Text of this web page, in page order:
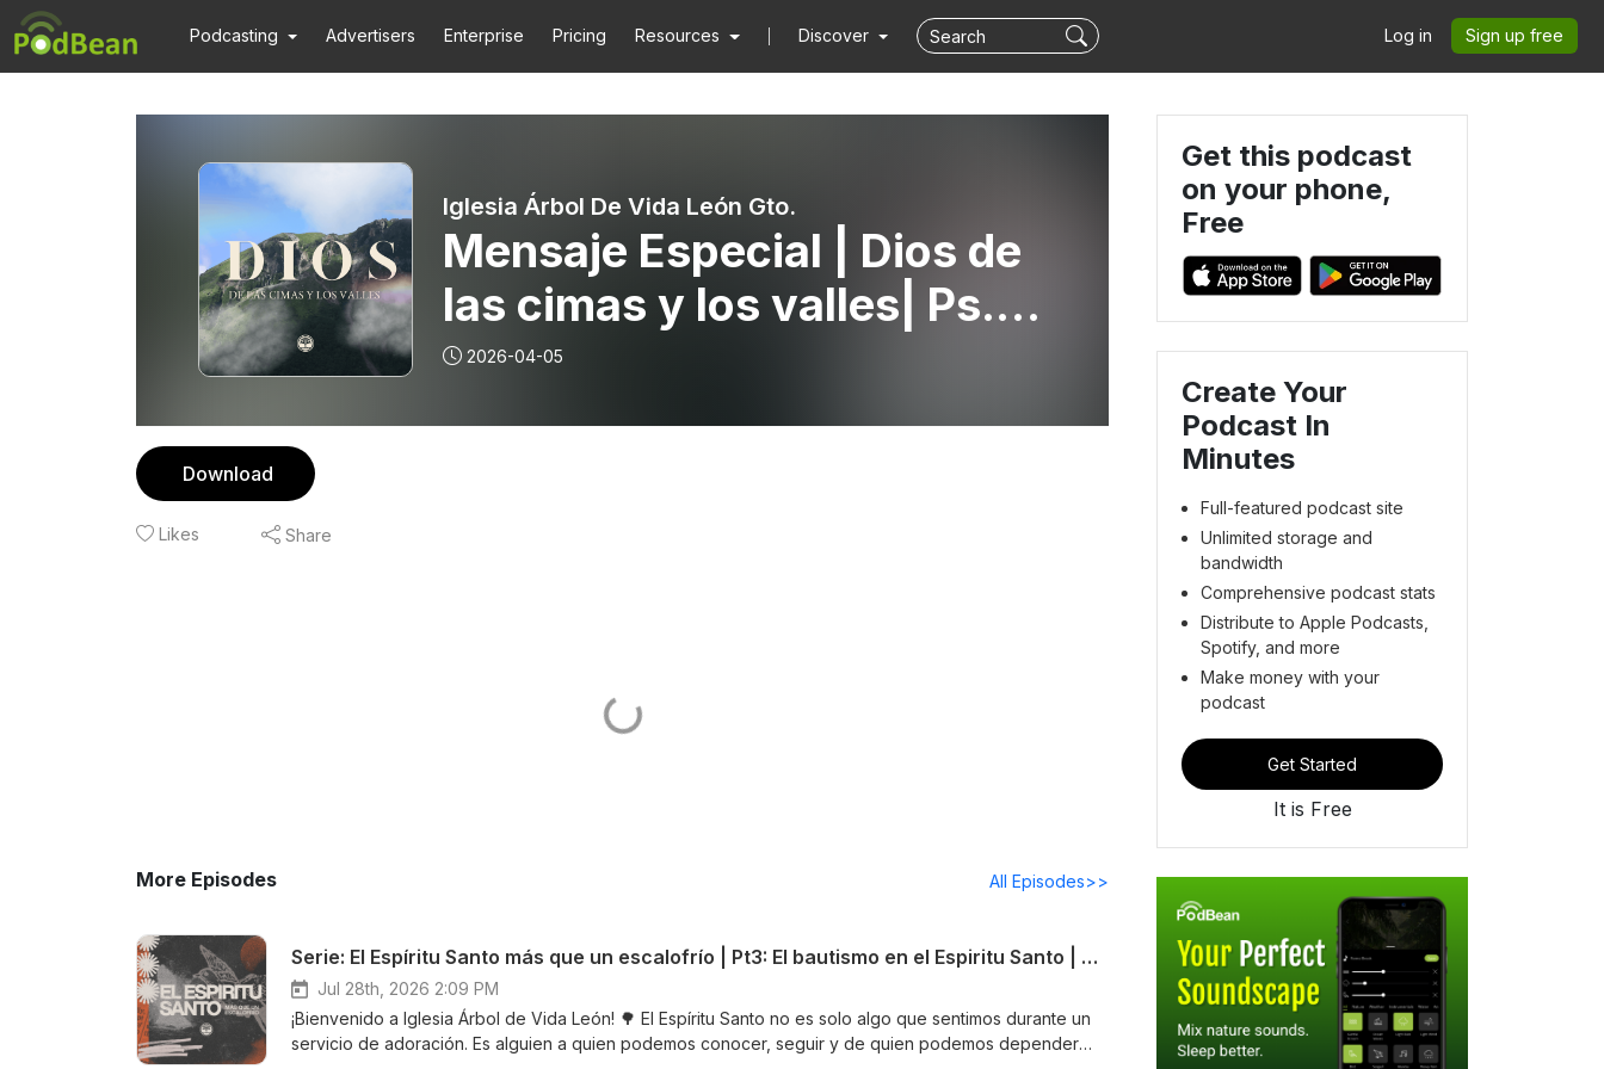
Podcasting Advertisers Enterprise Pricing Resources Discover Log in Sign up free
Iglesia Árbol De Vida León Gto.
Mensaje Especial | Dios de
las cimas y los valles| Ps.
Santiago Moya
2026-04-05
Download
Likes Share
More Episodes All Episodes>>
Serie: El Espíritu Santo más que un escalofrío | Pt3: El bautismo en el Espiritu Santo | Ps. Santiago Moya
Jul 28th, 2026 2:09 PM
¡Bienvenido a Iglesia Árbol de Vida León! 🌳 El Espíritu Santo no es solo algo que sentimos durante un
servicio de adoración. Es alguien a quien podemos conocer, seguir y de quien podemos depender
Get this podcast
on your phone,
Free
Create Your
Podcast In
Minutes
Full-featured podcast site
Unlimited storage and
bandwidth
Comprehensive podcast stats
Distribute to Apple Podcasts,
Spotify, and more
Make money with your
podcast
Get Started
It is Free